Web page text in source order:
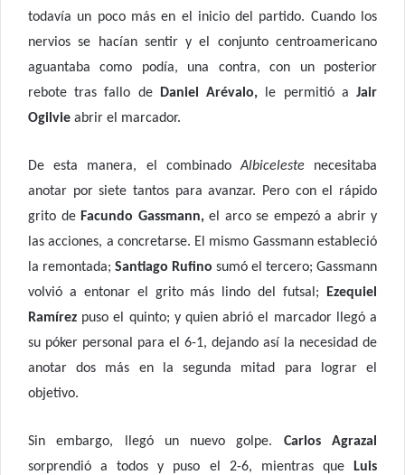
todavía un poco más en el inicio del partido. Cuando los
nervios se hacían sentir y el conjunto centroamericano
aguantaba como podía, una contra, con un posterior
rebote tras fallo de
Daniel Arévalo, le permitió aJair
Ogilvie abrir el marcador.
De esta manera, el combinadoAlbiceleste necesitaba
anotar por siete tantos para avanzar. Pero con el rápido
grito de Facundo Gassmann, el arco se empezó a abrir y
las acciones, a concretarse. El mismo Gassmann estableció
la remontada; Santiago Rufino sumó el tercero; Gassmann
volvió a entonar el grito más lindo del futsal;
Ezequiel
Ramírez puso el quinto; y quien abrió el marcador llegó a
su póker personal para el 6-1, dejando así la necesidad de
anotar dos más en la segunda mitad para lograr el
objetivo.
Sin embargo, llegó un nuevo golpe. Carlos Agrazal
sorprendió a todos y puso el 2-6, mientras que
Luis